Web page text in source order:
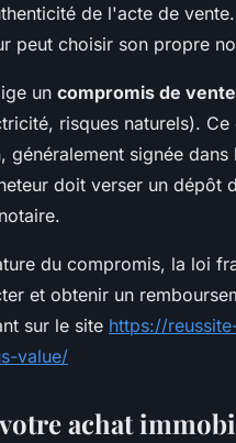
de l'acte de
peut choisir son propre
un compromis de vente
risques naturels).
généralement signée
doit verser un dépôt
du compromis, la loi
et obtenir un
sur le site https://
value/
achat